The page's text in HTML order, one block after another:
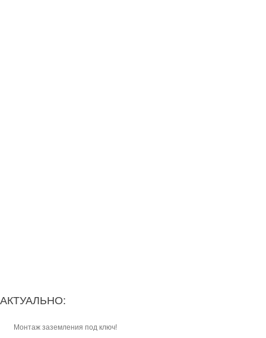
АКТУАЛЬНО:
Монтаж заземления под ключ!